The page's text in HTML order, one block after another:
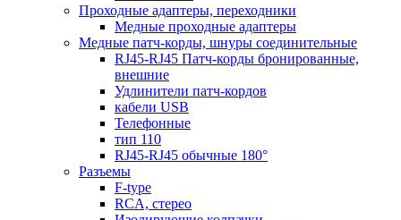
Проходные адаптеры, переходники
Медные проходные адаптеры
Медные патч-корды, шнуры соединительные
RJ45-RJ45 Патч-корды бронированные,
внешние
Удлинители патч-кордов
кабели USB
Телефонные
тип 110
RJ45-RJ45 обычные 180°
Разъемы
F-type
RCA, стерео